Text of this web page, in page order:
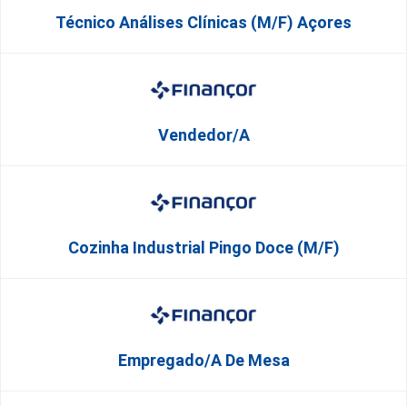
Técnico Análises Clínicas (M/F) Açores
Vendedor/a
Cozinha Industrial Pingo Doce (M/F)
Empregado/a De Mesa